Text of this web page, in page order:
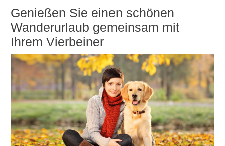
Genießen Sie einen schönen
Wanderurlaub gemeinsam mit
Ihrem Vierbeiner